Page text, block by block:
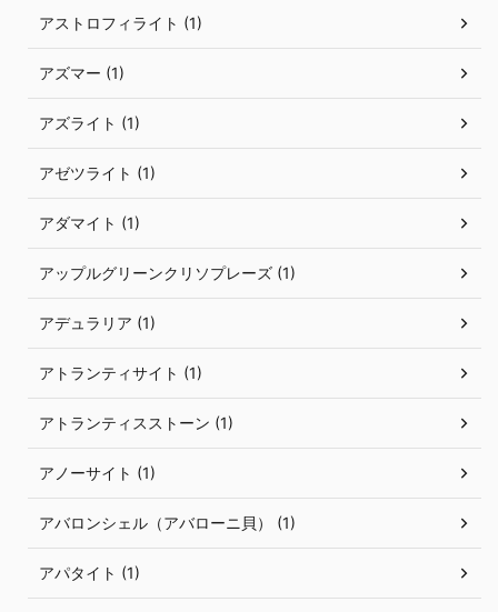
アストロフィライト (1)
アズマー (1)
アズライト (1)
アゼツライト (1)
アダマイト (1)
アップルグリーンクリソプレーズ (1)
アデュラリア (1)
アトランティサイト (1)
アトランティスストーン (1)
アノーサイト (1)
アバロンシェル（アバローニ貝） (1)
アパタイト (1)